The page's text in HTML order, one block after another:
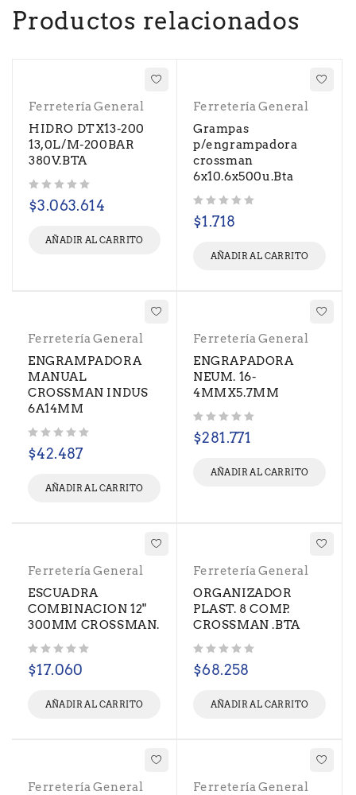
Productos relacionados
Ferretería General
HIDRO DTX13-200
13,0L/M-200BAR
380V.BTA
$3.063.614
AÑADIR AL CARRITO
Ferretería General
Grampas
p/engrampadora
crossman
6x10.6x500u.Bta
$1.718
AÑADIR AL CARRITO
Ferretería General
ENGRAMPADORA
MANUAL
CROSSMAN INDUS
6A14MM
$42.487
AÑADIR AL CARRITO
Ferretería General
ENGRAPADORA
NEUM. 16-
4MMX5.7MM
$281.771
AÑADIR AL CARRITO
Ferretería General
ESCUADRA
COMBINACION 12"
300MM CROSSMAN.
$17.060
AÑADIR AL CARRITO
Ferretería General
ORGANIZADOR
PLAST. 8 COMP.
CROSSMAN .BTA
$68.258
AÑADIR AL CARRITO
Ferretería General
Ferretería General